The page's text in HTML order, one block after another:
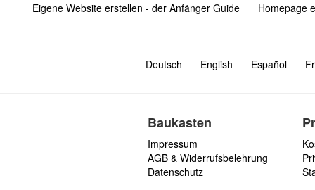
Eigene Website erstellen - der Anfänger Guide Homepage
Deutsch English Español
Baukasten
Impressum
AGB & Widerrufsbelehrung
Datenschutz